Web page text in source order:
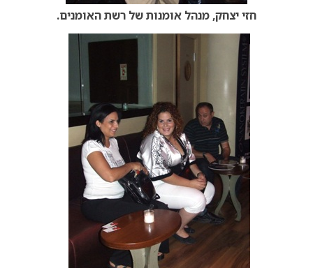
חזי יצחק, מנהל אומנות של רשת האומנים.